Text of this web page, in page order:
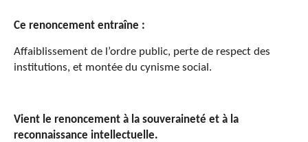
Ce renoncement entraîne :
Affaiblissement de l’ordre public, perte de respect des
institutions, et montée du cynisme social.
Vient le renoncement à la souveraineté et à la
reconnaissance intellectuelle.